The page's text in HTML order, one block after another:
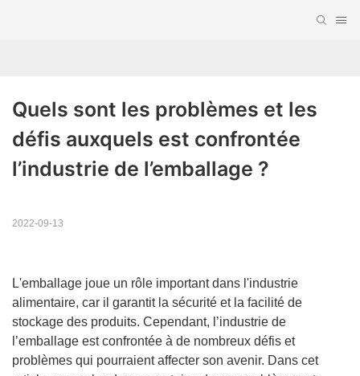
Quels sont les problèmes et les
défis auxquels est confrontée
l’industrie de l’emballage ?
2022-09-13
L'emballage joue un rôle important dans l'industrie
alimentaire, car il garantit la sécurité et la facilité de
stockage des produits. Cependant, l’industrie de
l’emballage est confrontée à de nombreux défis et
problèmes qui pourraient affecter son avenir. Dans cet